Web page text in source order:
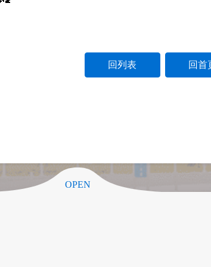
回列表 回首
OPEN